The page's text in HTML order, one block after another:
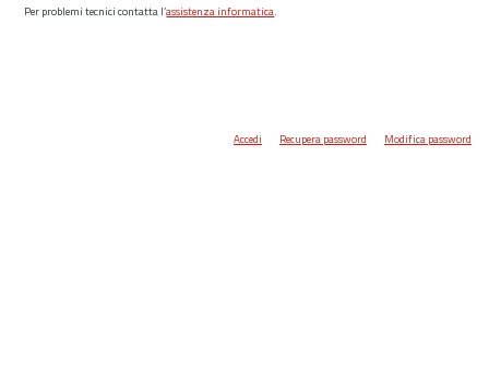
Per problemi tecnici contatta l’assistenza informatica.
Accedi Recupera password Modifica password